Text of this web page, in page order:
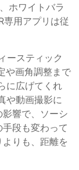
ホワイトバラ
専用アプリは従
ースティック
や画角調整まで
に広げてくれ
や動画撮影に
響で、ソーシ
段も変わって
りも、距離を